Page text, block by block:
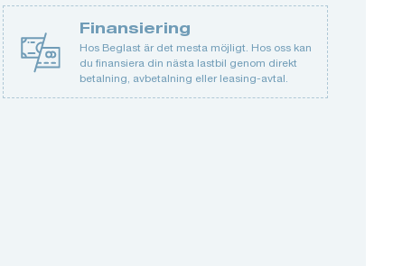
Finansiering
Hos Beglast är det mesta möjligt. Hos oss kan
du finansiera din nästa lastbil genom direkt
betalning, avbetalning eller leasing-avtal.